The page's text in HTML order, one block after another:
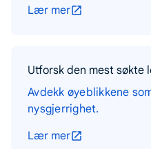
Lær mer
Utforsk den mest søkte
Avdekk øyeblikkene
nysgjerrighet.
Lær mer